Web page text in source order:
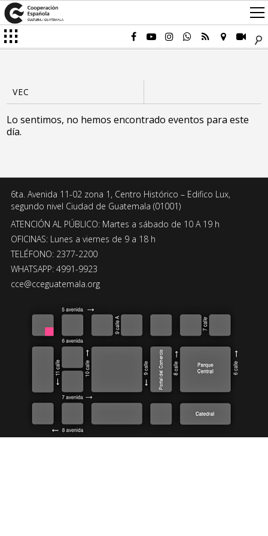
Lo sentimos, no hemos encontrado eventos para este
día.
6ta. Avenida 11-02 zona 1, Centro Histórico – Edifico Lux,
segundo nivel Ciudad de Guatemala (01001)
ATENCIÓN AL PÚBLICO: Martes a sábado de 10 A 19 h
OFICINAS: Lunes a viernes de 9 a 18 h
TELÉFONO: 2377-2200
WHATSAPP: 4991-9923
cce@cceguatemala.org